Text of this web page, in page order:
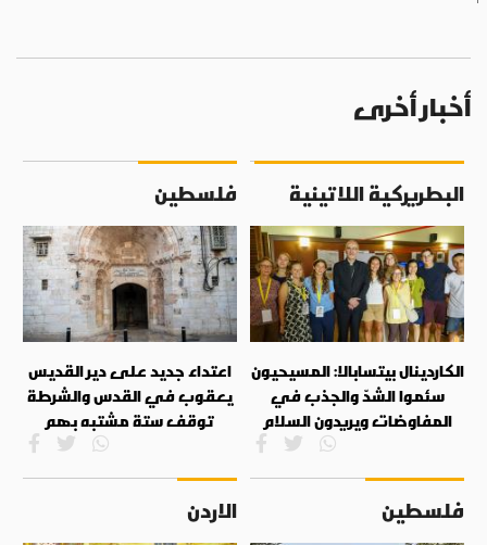
أخبار أخرى
البطريركية اللاتينية
الكاردينال بيتسابالا: المسيحيون
سئموا الشدّ والجذب في
المفاوضات ويريدون السلام
فلسطين
اعتداء جديد على دير القديس
يعقوب في القدس والشرطة
توقف ستة مشتبه بهم
فلسطين الاردن